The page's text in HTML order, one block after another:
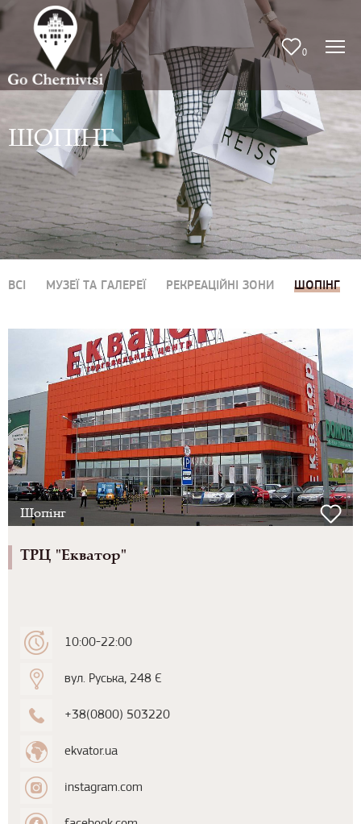
0
ШОПІНГ
ВСІ МУЗЕЇ ТА ГАЛЕРЕЇ РЕКРЕАЦІЙНІ ЗОНИ ШОПІНГ
Шопінг
ТРЦ "Екватор"
10:00-22:00
вул. Руська, 248 Є
+38(0800) 503220
ekvator.ua
instagram.com